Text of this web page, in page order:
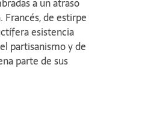
de estirpe
esistencia
partisanismo y de
parte de sus
al derecho.